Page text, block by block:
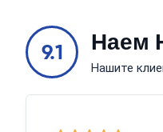
9.1 Наем
Нашите